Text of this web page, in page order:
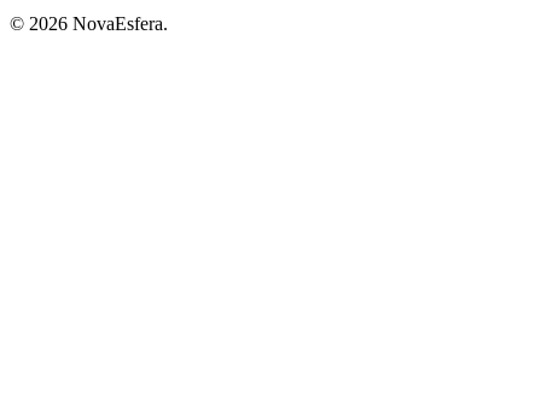
© 2026 NovaEsfera.